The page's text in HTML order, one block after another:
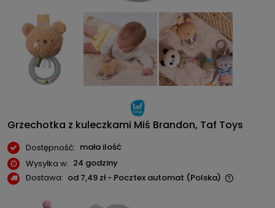
Grzechotka z kuleczkami Miś Brandon, Taf Toys
Dostępność: mała ilość
Wysyłka w: 24 godziny
Dostawa: od 7,49 zł - Pocztex automat (Polska)